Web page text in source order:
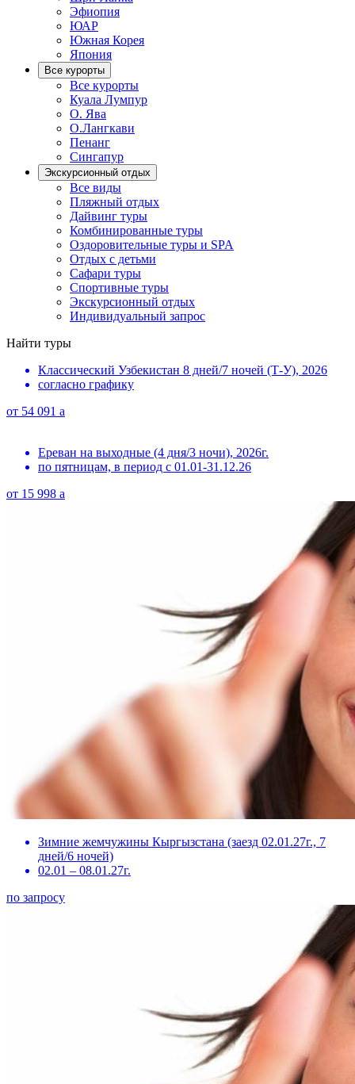
Эфиопия
ЮАР
Южная Корея
Япония
Все курорты
Все курорты
Куала Лумпур
О. Ява
О.Лангкави
Пенанг
Сингапур
Экскурсионный отдых
Все виды
Пляжный отдых
Дайвинг туры
Комбинированные туры
Оздоровительные туры и SPA
Отдых с детьми
Сафари туры
Спортивные туры
Экскурсионный отдых
Индивидуальный запрос
Найти туры
Классический Узбекистан 8 дней/7 ночей (Т-У), 2026
согласно графику
от 54 091 a
Ереван на выходные (4 дня/3 ночи), 2026г.
по пятницам, в период с 01.01-31.12.26
от 15 998 a
Зимние жемчужины Кыргызстана (заезд 02.01.27г., 7
дней/6 ночей)
02.01 – 08.01.27г.
по запросу